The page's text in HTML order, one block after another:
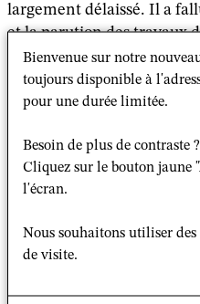
largement délaissé. Il a
et la parution des travaux
Delort ou Michel
leur intérêt.
Or, s’il est un domaine où
les religions sont en effet
diversité extraordinaires.
dans le passé, il semble
Réel ou fabuleux, il se
symboliques.
Bienvenue sur notre
toujours disponible à
pour une durée limitée.
Besoin de plus de contraste ?
Cliquez sur le bouton jaune
l'écran.
Nous souhaitons utiliser
de visite.